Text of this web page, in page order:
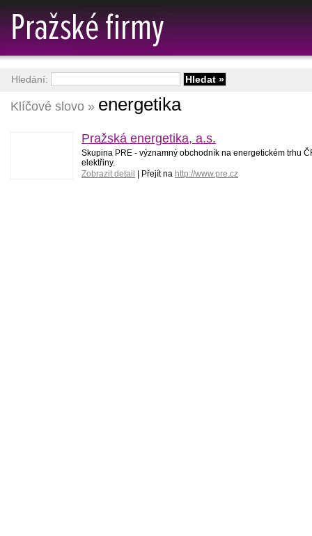
Klíčové slovo » energetika
Pražská energetika, a.s.
Skupina PRE - významný obchodník na energetickém trhu
elektřiny.
Zobrazit detail
| Přejít na http://www.pre.cz
Hledání: